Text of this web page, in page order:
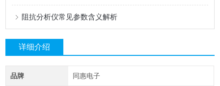
阻抗分析仪常见参数含义解析
详细介绍
品牌 同惠电子